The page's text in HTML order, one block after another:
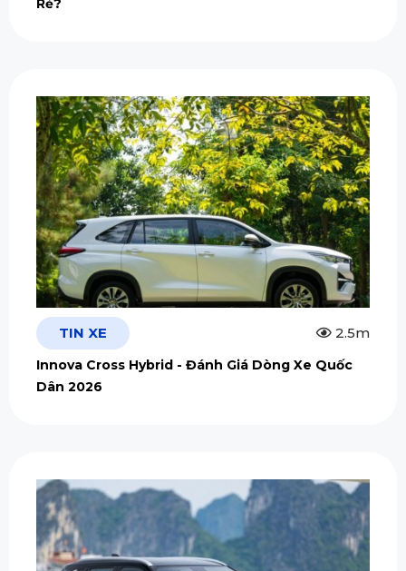
Rẻ?
TIN XE 2.5m
Innova Cross Hybrid - Đánh Giá Dòng Xe Quốc
Dân 2026